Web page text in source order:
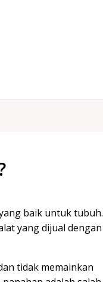
baik untuk tubuh.
yang dijual dengan
tidak memainkan